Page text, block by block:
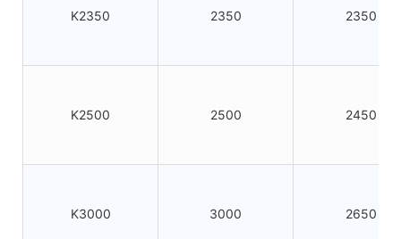
K2350 2350 2350
K2500 2500 2450
K3000 3000 2650